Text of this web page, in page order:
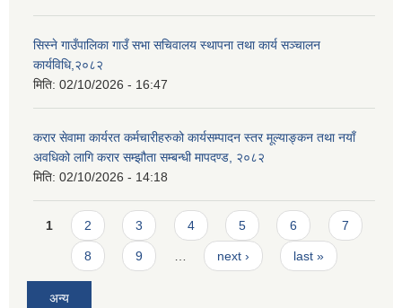
सिस्ने गाउँपालिका गाउँ सभा सचिवालय स्थापना तथा कार्य सञ्चालन
कार्यविधि,२०८२
मिति: 02/10/2026 - 16:47
करार सेवामा कार्यरत कर्मचारीहरुको कार्यसम्पादन स्तर मूल्याङ्कन तथा नयाँ
अवधिको लागि करार सम्झौता सम्बन्धी मापदण्ड, २०८२
मिति: 02/10/2026 - 14:18
Pages
1 2 3 4 5 6 7
8 9 … next › last »
अन्य